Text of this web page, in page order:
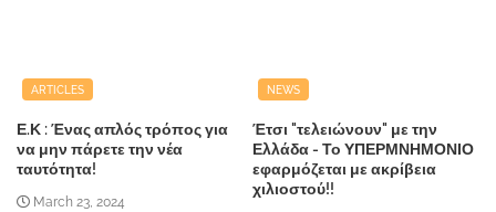
ARTICLES
Ε.Κ : Ένας απλός τρόπος για
να μην πάρετε την νέα
ταυτότητα!
March 23, 2024
NEWS
Έτσι "τελειώνουν" με την
Ελλάδα - Το ΥΠΕΡΜΝΗΜΟΝΙΟ
εφαρμόζεται με ακρίβεια
χιλιοστού!!